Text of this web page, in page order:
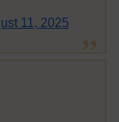
11, 2025